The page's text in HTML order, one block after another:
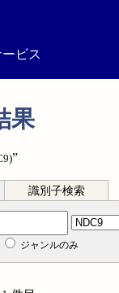
ビス
果
”
識別子検索
ジャンルのみ